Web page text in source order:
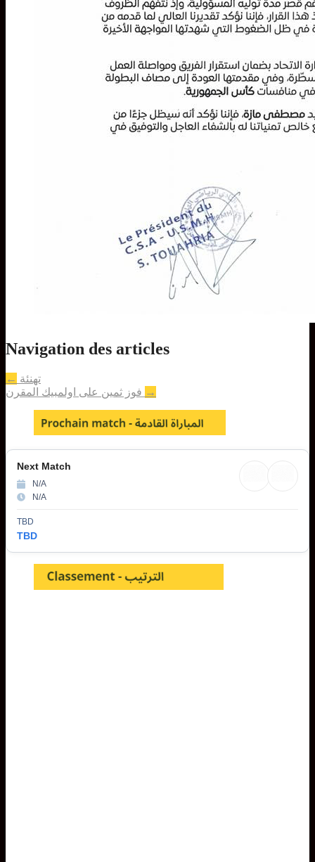
Navigation des articles
← تهنئة
→
Next Match
N/A
N/A
TBD
TBD